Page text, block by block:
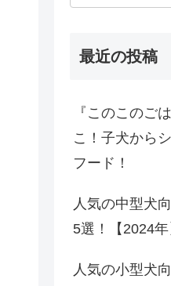
最近の投稿
『このこのご
こ！子犬から
フード！
人気の中型犬
5選！【2024年
人気の小型犬